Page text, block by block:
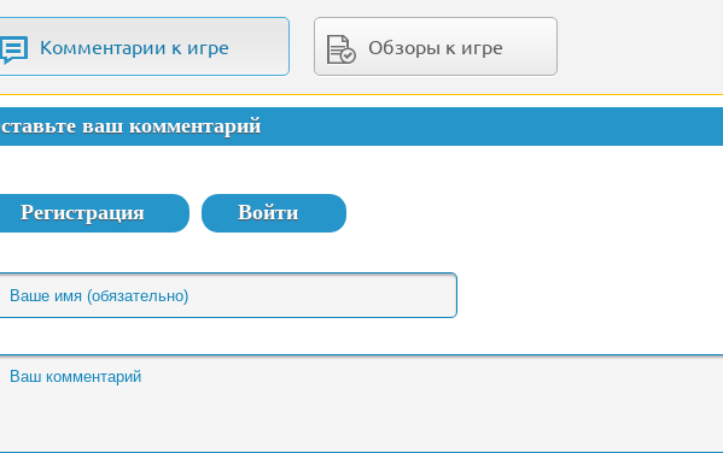
Комментарии к игре Обзоры к игре
ваш комментарий
Регистрация Войти